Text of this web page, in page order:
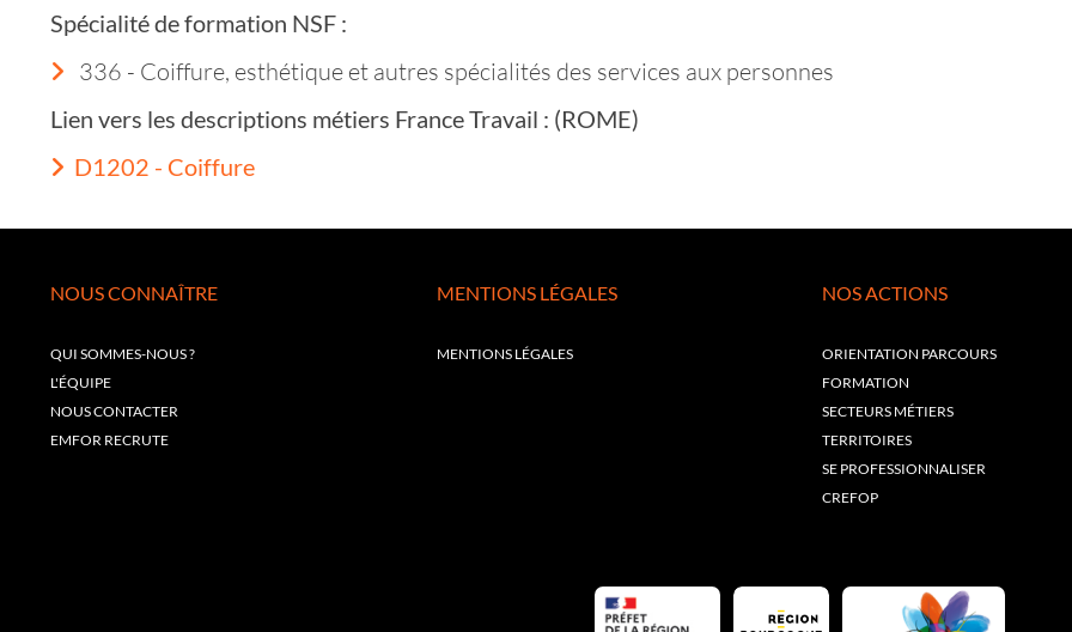
Spécialité de formation NSF :
336 - Coiffure, esthétique et autres spécialités des services aux personnes
Lien vers les descriptions métiers France Travail : (ROME)
D1202 - Coiffure
NOUS CONNAÎTRE
QUI SOMMES-NOUS ?
L'ÉQUIPE
NOUS CONTACTER
EMFOR RECRUTE
MENTIONS LÉGALES
MENTIONS LÉGALES
NOS ACTIONS
ORIENTATION PARCOURS
FORMATION
SECTEURS MÉTIERS
TERRITOIRES
SE PROFESSIONNALISER
CREFOP